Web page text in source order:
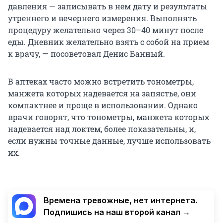
давления — записывать в нем дату и результаты
утреннего и вечернего измерения. Выполнять
процедуру желательно через 30–40 минут после
еды. Дневник желательно взять с собой на прием
к врачу, — посоветовал Денис Банный.
В аптеках часто можно встретить тонометры,
манжета которых надевается на запястье, они
компактнее и проще в использовании. Однако
врачи говорят, что тонометры, манжета которых
надевается над локтем, более показательны, и,
если нужны точные данные, лучше использовать
их.
Времена тревожные, нет интернета.
Подпишись на наш второй канал →